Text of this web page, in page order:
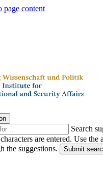
page content
Search
are entered. Use the
the suggestions.
Submit